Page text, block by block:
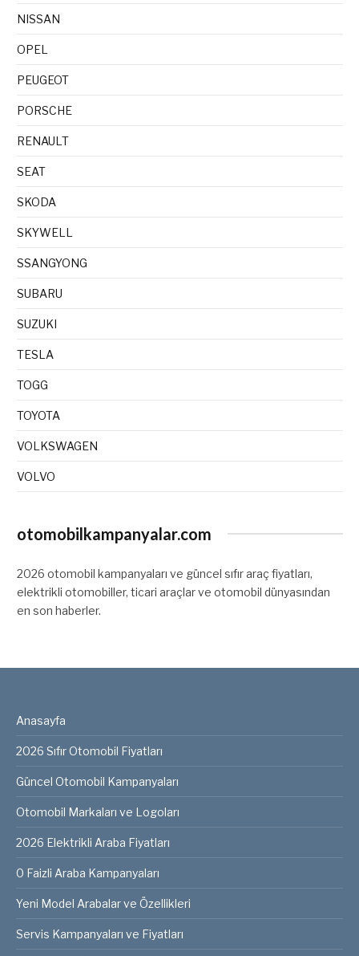
NISSAN
OPEL
PEUGEOT
PORSCHE
RENAULT
SEAT
SKODA
SKYWELL
SSANGYONG
SUBARU
SUZUKI
TESLA
TOGG
TOYOTA
VOLKSWAGEN
VOLVO
otomobilkampanyalar.com
2026 otomobil kampanyaları ve güncel sıfır araç fiyatları,
elektrikli otomobiller, ticari araçlar ve otomobil dünyasından
en son haberler.
Anasayfa
2026 Sıfır Otomobil Fiyatları
Güncel Otomobil Kampanyaları
Otomobil Markaları ve Logoları
2026 Elektrikli Araba Fiyatları
0 Faizli Araba Kampanyaları
Yeni Model Arabalar ve Özellikleri
Servis Kampanyaları ve Fiyatları